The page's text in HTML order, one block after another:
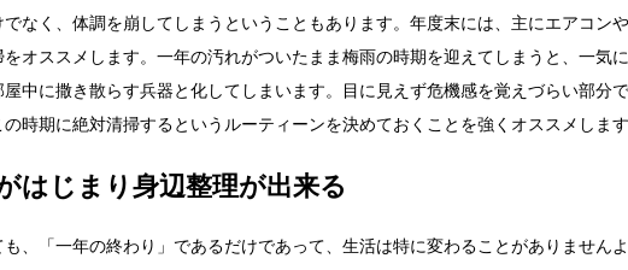
でなく、体調を崩してしまうということもあります。年度末には、主にエアコン
オススメします。一年の汚れがついたまま梅雨の時期を迎えてしまうと、一気
中に撒き散らす兵器と化してしまいます。目に見えず危機感を覚えづらい部分
の時期に絶対清掃するというルーティーンを決めておくことを強くオススメします
はじまり身辺整理が出来る
、「一年の終わり」であるだけであって、生活は特に変わることがありません